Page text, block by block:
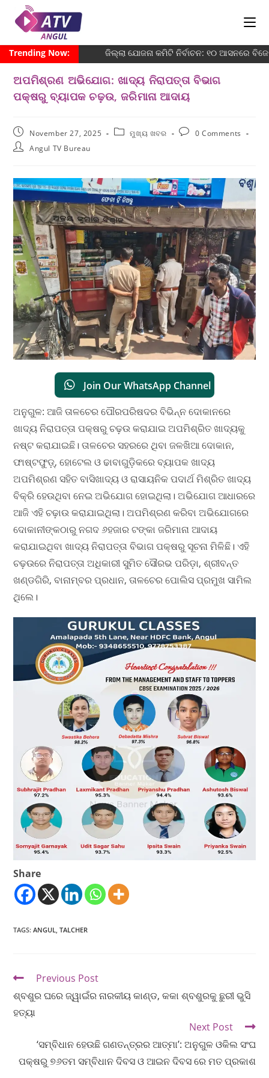
Trending Now: ଜିଲ୍ଲା ଯୋଜନା କମିଟି ନିର୍ବାଚନ: ୧୦ ଆସନରେ
ଅପମିଶ୍ରଣ ଅଭିଯୋଗ: ଖାଦ୍ୟ ନିରାପତ୍ତା ବିଭାଗ
ପକ୍ଷରୁ ବ୍ୟାପକ ଚଢ଼ଉ, ଜରିମାନା ଆଦାୟ
November 27, 2025 ମୁଖ୍ୟ ଖବର
0 Comments
Angul TV Bureau
Join Our WhatsApp Channel
ଅନୁଗୁଳ: ଆଜି ତାଳଚେର ପୌରପରିଷଦର ବିଭିନ୍ନ ଦୋକାନରେ
ଖାଦ୍ୟ ନିରାପତ୍ତା ପକ୍ଷରୁ ଚଢ଼ଉ କରାଯାଇ ଅପମିଶ୍ରିତ ଖାଦ୍ୟକୁ
ନଷ୍ଟ କରାଯାଇଛି। ତାଳଚେର ସହରରେ ଥିବା ଜଳଖିଆ ଦୋକାନ,
ଫାଷ୍ଟଫୁଡ଼୍‌, ହୋଟେଲ ଓ ଢାବାଗୁଡ଼ିକରେ ବ୍ୟାପକ ଖାଦ୍ୟ
ଅପମିଶ୍ରଣ ସହିତ ବାସିଖାଦ୍ୟ ଓ ରାସାୟନିକ ପଦାର୍ଥ ମିଶ୍ରିତ ଖାଦ୍ୟ
ବିକ୍ରି ହେଉଥିବା ନେଇ ଅଭିଯୋଗ ହୋଇଥିଲା। ଅଭିଯୋଗ ଆଧାରରେ
ଆଜି ଏହି ଚଢ଼ାଉ କରାଯାଇଥିଲା। ଅପମିଶ୍ରଣ କରିବା ଅଭିଯୋଗରେ
ଦୋକାନୀଙ୍କଠାରୁ ନଗଦ ୬ହଜାର ଟଙ୍କା ଜରିମାନା ଆଦାୟ
କରାଯାଇଥିବା ଖାଦ୍ୟ ନିରାପତ୍ତା ବିଭାଗ ପକ୍ଷରୁ ସୂଚନା ମିଳିଛି। ଏହି
ଚଢ଼ଉରେ ନିରାପତ୍ତା ଅଧିକାରୀ ସୁମିତ ସୌରଭ ପରିଡ଼ା, ଶ୍ରୀବନ୍ତ
ଖଣ୍ଡଗିରି, ବାନାମ୍ବର ପ୍ରଧାନ, ତାଳଚେର ପୋଲିସ ପ୍ରମୁଖ ସାମିଲ
ଥିଲେ।
Share
TAGS:ANGUL TALCHER
Previous Post
ଶ୍ବଶୁର ଘରେ ଜ୍ୱାଇଁର ନାରକୀୟ କାଣ୍ଡ, କକା ଶ୍ବଶୁରକୁ ଛୁରୀ ଭୁସି
ହତ୍ୟା
Next Post
‘ସମ୍ବିଧାନ ହେଉଛି ଗଣତନ୍ତ୍ରର ଆତ୍ମା’: ଅନୁଗୁଳ ଓକିଲ ସଂଘ
ପକ୍ଷରୁ ୭୬ତମ ସମ୍ବିଧାନ ଦିବସ ଓ ଆଇନ ଦିବସ ରେ ମତ ପ୍ରକାଶ